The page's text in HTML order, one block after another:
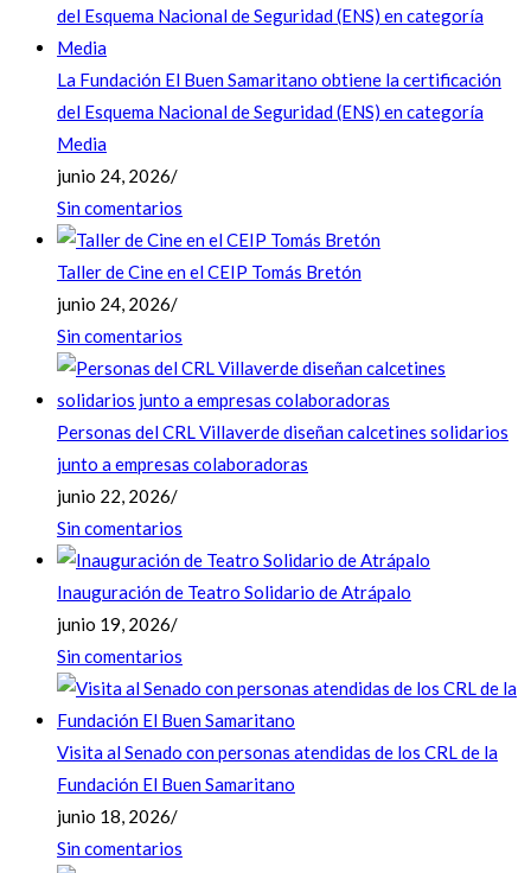
La Fundación El Buen Samaritano obtiene la certificación
del Esquema Nacional de Seguridad (ENS) en categoría
Media
junio 24, 2026/
Sin comentarios
Taller de Cine en el CEIP Tomás Bretón
junio 24, 2026/
Sin comentarios
Personas del CRL Villaverde diseñan calcetines solidarios
junto a empresas colaboradoras
junio 22, 2026/
Sin comentarios
Inauguración de Teatro Solidario de Atrápalo
junio 19, 2026/
Sin comentarios
Visita al Senado con personas atendidas de los CRL de la
Fundación El Buen Samaritano
junio 18, 2026/
Sin comentarios